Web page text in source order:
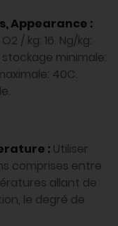
Appearance :
/ kg: 16. Ng/kg:
stockage minimale:
40C.
: Utiliser
comprises entre
allant de
le degré de